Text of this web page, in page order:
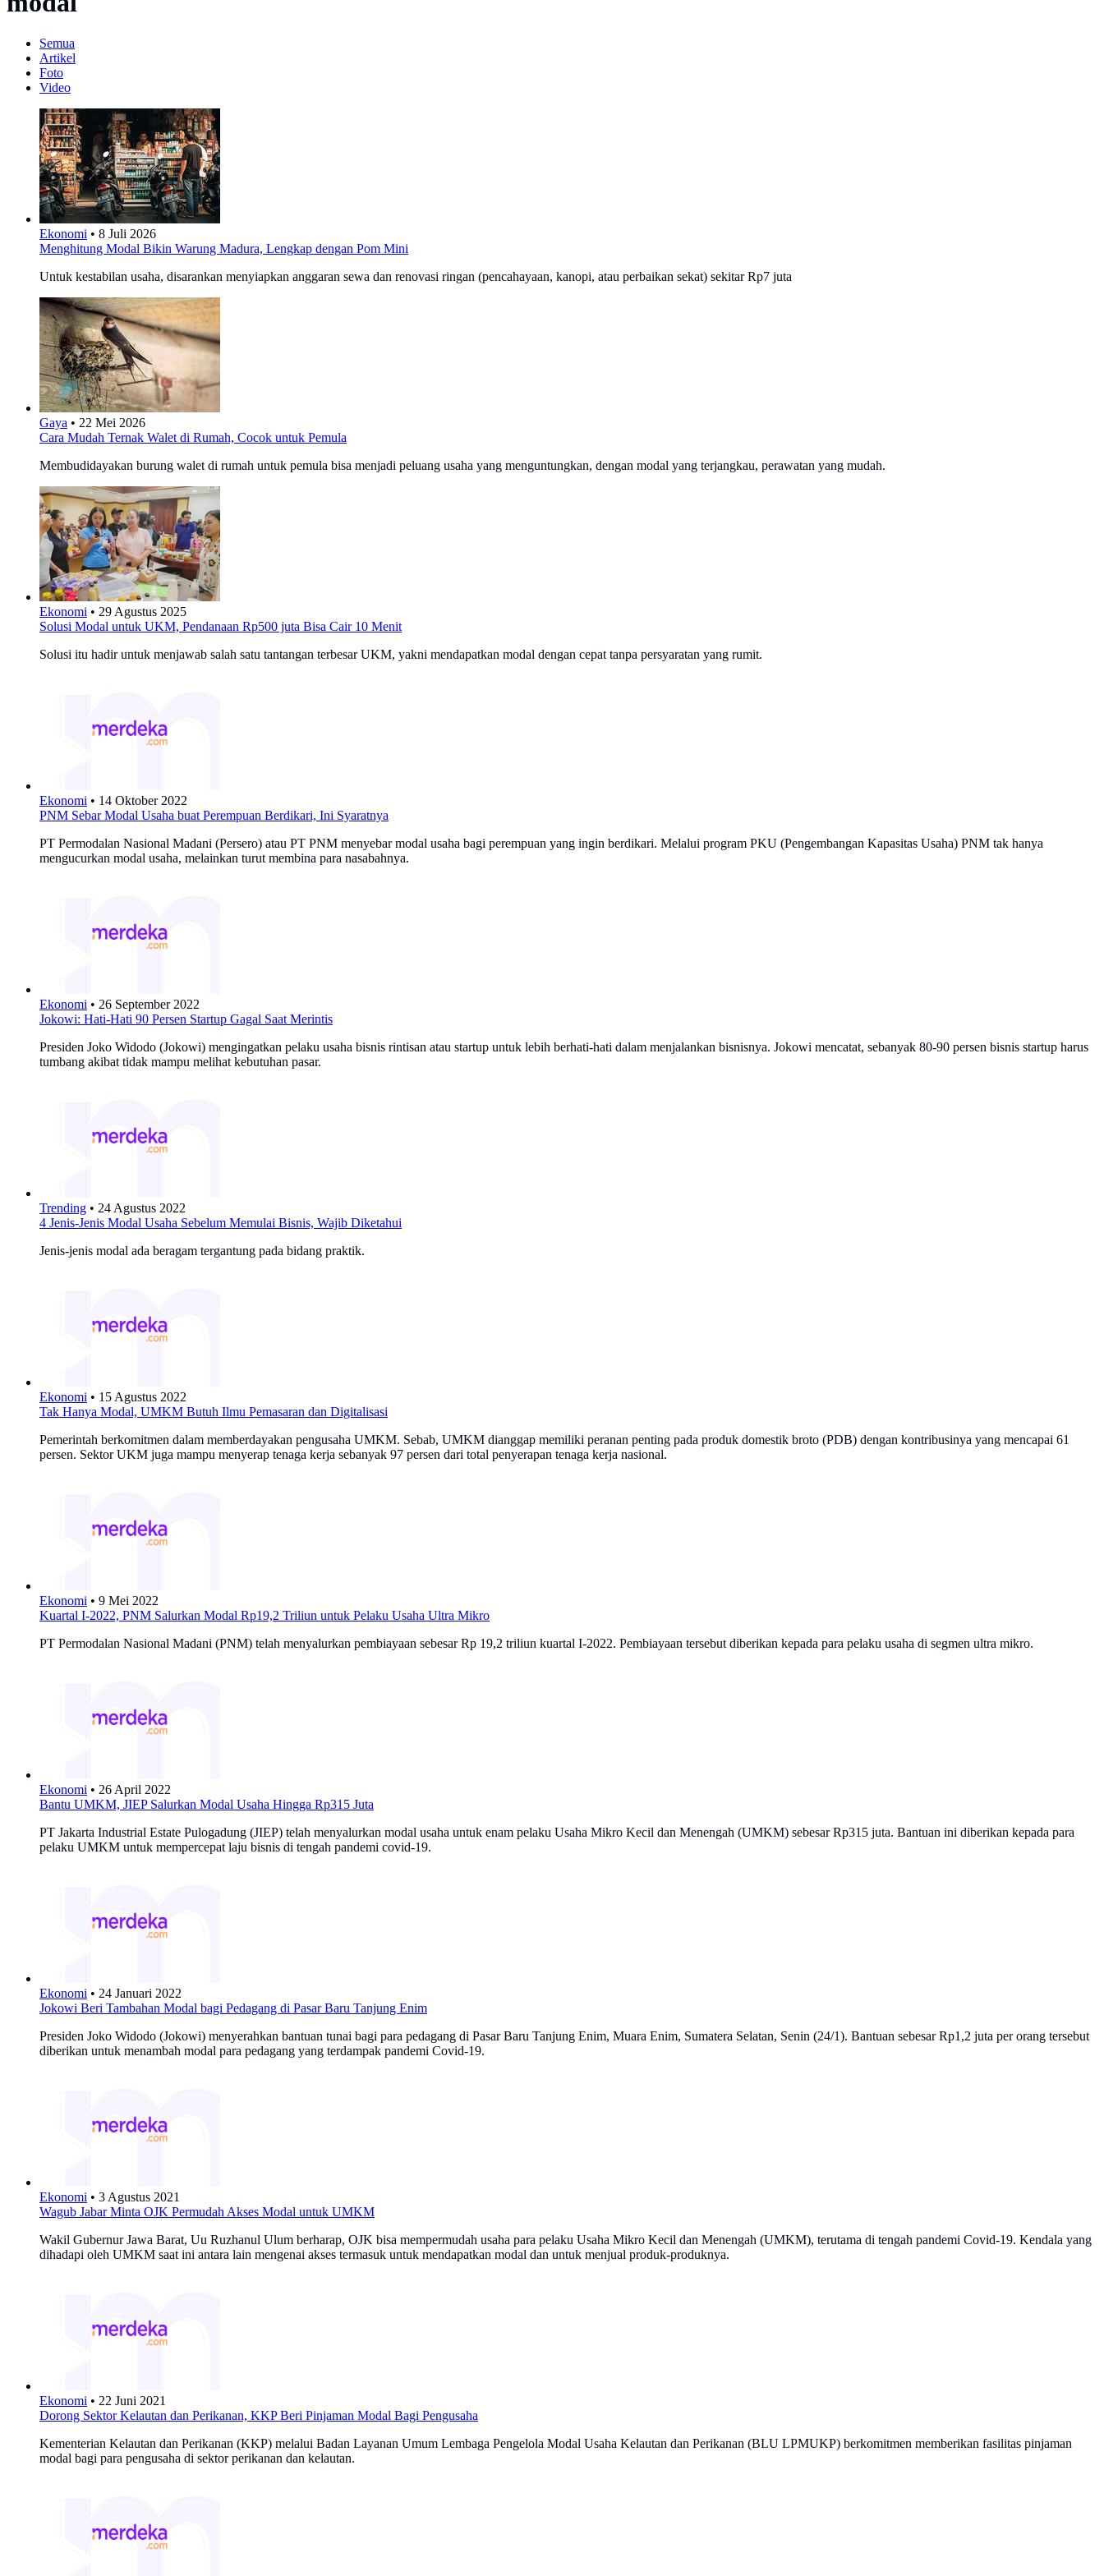
Semua
Artikel
Foto
Video
Ekonomi • 8 Juli 2026
Menghitung Modal Bikin Warung Madura, Lengkap dengan Pom Mini
Untuk kestabilan usaha, disarankan menyiapkan anggaran sewa dan renovasi ringan (pencahayaan, kanopi, atau perbaikan sekat) sekitar Rp7 juta
Gaya • 22 Mei 2026
Cara Mudah Ternak Walet di Rumah, Cocok untuk Pemula
Membudidayakan burung walet di rumah untuk pemula bisa menjadi peluang usaha yang menguntungkan, dengan modal yang terjangkau, perawatan yang mudah.
Ekonomi • 29 Agustus 2025
Solusi Modal untuk UKM, Pendanaan Rp500 juta Bisa Cair 10 Menit
Solusi itu hadir untuk menjawab salah satu tantangan terbesar UKM, yakni mendapatkan modal dengan cepat tanpa persyaratan yang rumit.
Ekonomi • 14 Oktober 2022
PNM Sebar Modal Usaha buat Perempuan Berdikari, Ini Syaratnya
PT Permodalan Nasional Madani (Persero) atau PT PNM menyebar modal usaha bagi perempuan yang ingin berdikari. Melalui program PKU (Pengembangan Kapasitas Usaha) PNM tak hanya
mengucurkan modal usaha, melainkan turut membina para nasabahnya.
Ekonomi • 26 September 2022
Jokowi: Hati-Hati 90 Persen Startup Gagal Saat Merintis
Presiden Joko Widodo (Jokowi) mengingatkan pelaku usaha bisnis rintisan atau startup untuk lebih berhati-hati dalam menjalankan bisnisnya. Jokowi mencatat, sebanyak 80-90 persen bisnis startup harus
tumbang akibat tidak mampu melihat kebutuhan pasar.
Trending • 24 Agustus 2022
4 Jenis-Jenis Modal Usaha Sebelum Memulai Bisnis, Wajib Diketahui
Jenis-jenis modal ada beragam tergantung pada bidang praktik.
Ekonomi • 15 Agustus 2022
Tak Hanya Modal, UMKM Butuh Ilmu Pemasaran dan Digitalisasi
Pemerintah berkomitmen dalam memberdayakan pengusaha UMKM. Sebab, UMKM dianggap memiliki peranan penting pada produk domestik broto (PDB) dengan kontribusinya yang mencapai 61
persen. Sektor UKM juga mampu menyerap tenaga kerja sebanyak 97 persen dari total penyerapan tenaga kerja nasional.
Ekonomi • 9 Mei 2022
Kuartal I-2022, PNM Salurkan Modal Rp19,2 Triliun untuk Pelaku Usaha Ultra Mikro
PT Permodalan Nasional Madani (PNM) telah menyalurkan pembiayaan sebesar Rp 19,2 triliun kuartal I-2022. Pembiayaan tersebut diberikan kepada para pelaku usaha di segmen ultra mikro.
Ekonomi • 26 April 2022
Bantu UMKM, JIEP Salurkan Modal Usaha Hingga Rp315 Juta
PT Jakarta Industrial Estate Pulogadung (JIEP) telah menyalurkan modal usaha untuk enam pelaku Usaha Mikro Kecil dan Menengah (UMKM) sebesar Rp315 juta. Bantuan ini diberikan kepada para
pelaku UMKM untuk mempercepat laju bisnis di tengah pandemi covid-19.
Ekonomi • 24 Januari 2022
Jokowi Beri Tambahan Modal bagi Pedagang di Pasar Baru Tanjung Enim
Presiden Joko Widodo (Jokowi) menyerahkan bantuan tunai bagi para pedagang di Pasar Baru Tanjung Enim, Muara Enim, Sumatera Selatan, Senin (24/1). Bantuan sebesar Rp1,2 juta per orang tersebut
diberikan untuk menambah modal para pedagang yang terdampak pandemi Covid-19.
Ekonomi • 3 Agustus 2021
Wagub Jabar Minta OJK Permudah Akses Modal untuk UMKM
Wakil Gubernur Jawa Barat, Uu Ruzhanul Ulum berharap, OJK bisa mempermudah usaha para pelaku Usaha Mikro Kecil dan Menengah (UMKM), terutama di tengah pandemi Covid-19. Kendala yang
dihadapi oleh UMKM saat ini antara lain mengenai akses termasuk untuk mendapatkan modal dan untuk menjual produk-produknya.
Ekonomi • 22 Juni 2021
Dorong Sektor Kelautan dan Perikanan, KKP Beri Pinjaman Modal Bagi Pengusaha
Kementerian Kelautan dan Perikanan (KKP) melalui Badan Layanan Umum Lembaga Pengelola Modal Usaha Kelautan dan Perikanan (BLU LPMUKP) berkomitmen memberikan fasilitas pinjaman
modal bagi para pengusaha di sektor perikanan dan kelautan.